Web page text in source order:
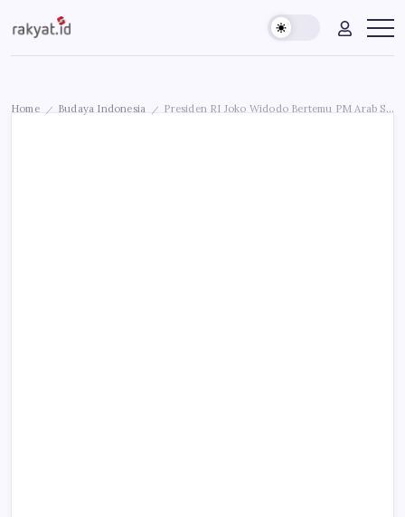
to
content
Rakyat.id
Edukasi
Masyarakat
Home / Budaya Indonesia / Presiden RI Joko Widodo Bertemu PM Arab Saudi di Istana Al-Yamamah